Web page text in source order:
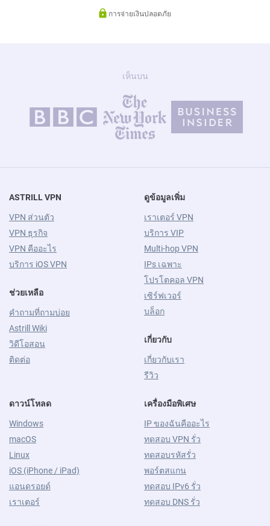
การจ่ายเงินปลอดภัย
เห็นบน
ASTRILL VPN
VPN ส่วนตัว
VPN ธุรกิจ
VPN คืออะไร
บริการ iOS VPN
ช่วยเหลือ
คำถามที่ถามบ่อย
Astrill Wiki
วิดีโอสอน
ติดต่อ
ดูข้อมูลเพิ่ม
เราเตอร์ VPN
บริการ VIP
Multi-hop VPN
IPs เฉพาะ
โปรโตคอล VPN
เซิร์ฟเวอร์
บล็อก
เกี่ยวกับ
เกี่ยวกับเรา
รีวิว
ดาวน์โหลด
Windows
macOS
Linux
iOS (iPhone / iPad)
แอนดรอยด์
เราเตอร์
เครื่องมือพิเศษ
IP ของฉันคืออะไร
ทดสอบ VPN รั่ว
ทดสอบรหัสรั่ว
พอร์ตสแกน
ทดสอบ IPv6 รั่ว
ทดสอบ DNS รั่ว